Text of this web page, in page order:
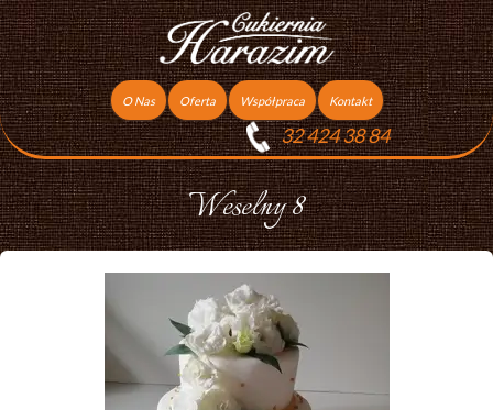
Weselny 8
O Nas Oferta
Torty
Ciasta
Ciasteczka
Podziękowania dla gości
Współpraca
Praca
Kontakt
32 424 38 84